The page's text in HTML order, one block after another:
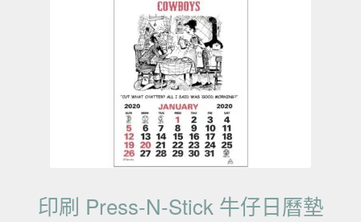
印刷 Press-N-Stick 牛仔日曆墊